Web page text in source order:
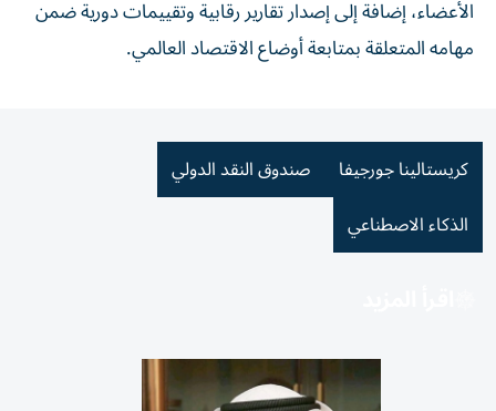
الأعضاء، إضافة إلى إصدار تقارير رقابية وتقييمات دورية ضمن
مهامه المتعلقة بمتابعة أوضاع الاقتصاد العالمي.
كريستالينا جورجيفا
صندوق النقد الدولي
الذكاء الاصطناعي